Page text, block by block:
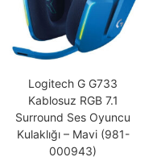
Logitech G G733
Kablosuz RGB 7.1
Surround Ses Oyuncu
Kulaklığı – Mavi (981-
000943)